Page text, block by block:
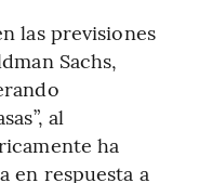
las previsiones
Sachs,
al
ha
en respuesta a